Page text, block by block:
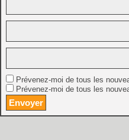
Prévenez-moi de tous les
Prévenez-moi de tous les